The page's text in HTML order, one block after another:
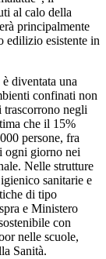
al calo della
principalmente
edilizio esistente in
è diventata una
confinati non
trascorrono negli
che il 15%
persone, fra
ogni giorno nei
Nelle strutture
sanitarie e
di tipo
e Ministero
con
nelle scuole,
Sanità.